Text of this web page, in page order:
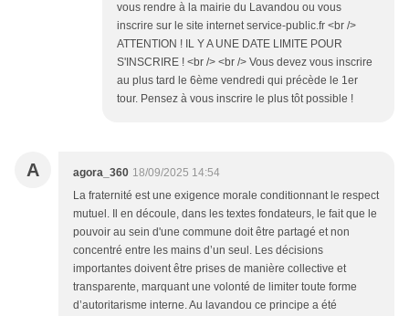
vous rendre à la mairie du Lavandou ou vous
inscrire sur le site internet service-public.fr <br />
ATTENTION ! IL Y A UNE DATE LIMITE POUR
S'INSCRIRE ! <br /> <br /> Vous devez vous inscrire
au plus tard le 6ème vendredi qui précède le 1er
tour. Pensez à vous inscrire le plus tôt possible !
A agora_360 18/09/2025 14:54
La fraternité est une exigence morale conditionnant le respect
mutuel. Il en découle, dans les textes fondateurs, le fait que le
pouvoir au sein d'une commune doit être partagé et non
concentré entre les mains d’un seul. Les décisions
importantes doivent être prises de manière collective et
transparente, marquant une volonté de limiter toute forme
d’autoritarisme interne. Au lavandou ce principe a été